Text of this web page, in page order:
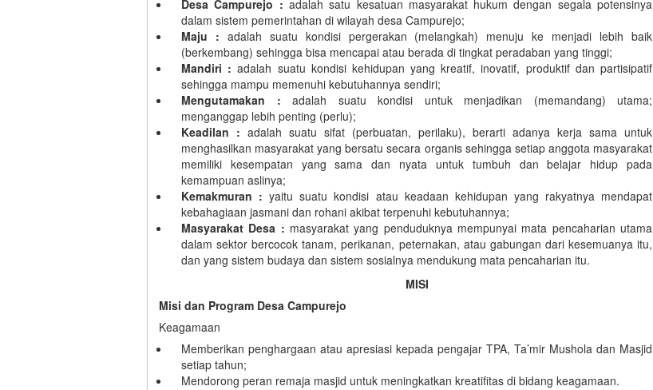
Desa Campurejo : adalah satu kesatuan masyarakat hukum dengan segala potensinya
dalam sistem pemerintahan di wilayah desa Campurejo;
Maju : adalah suatu kondisi pergerakan (melangkah) menuju ke menjadi lebih baik
(berkembang) sehingga bisa mencapai atau berada di tingkat peradaban yang tinggi;
Mandiri :adalah suatu kondisi kehidupan yang kreatif, inovatif, produktif dan partisipatif
sehingga mampu memenuhi kebutuhannya sendiri;
Mengutamakan : adalah suatu kondisi untuk menjadikan (memandang) utama;
menganggap lebih penting (perlu);
Keadilan : adalah suatu sifat (perbuatan, perilaku), berarti adanya kerja sama untuk
menghasilkan masyarakat yang bersatu secara organis sehingga setiap anggota masyarakat
memiliki kesempatan yang sama dan nyata untuk tumbuh dan belajar hidup pada
kemampuan aslinya;
Kemakmuran : yaitu suatu kondisi atau keadaan kehidupan yang rakyatnya mendapat
kebahagiaan jasmani dan rohani akibat terpenuhi kebutuhannya;
Masyarakat Desa : masyarakat yang penduduknya mempunyai mata pencaharian utama
dalam sektor bercocok tanam, perikanan, peternakan, atau gabungan dari kesemuanya itu,
dan yang sistem budaya dan sistem sosialnya mendukung mata pencaharian itu.
MISI
Misi dan Program Desa Campurejo
Keagamaan
Memberikan penghargaan atau apresiasi kepada pengajar TPA, Ta’mir Mushola dan Masjid
setiap tahun;
Mendorong peran remaja masjid untuk meningkatkan kreatifitas di bidang keagamaan.